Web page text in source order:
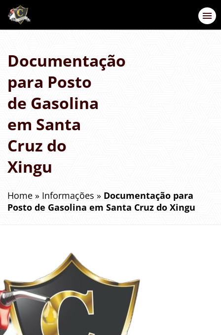
Documentação
para Posto
de Gasolina
em Santa
Cruz do
Xingu
Home » Informações » Documentação para
Posto de Gasolina em Santa Cruz do Xingu